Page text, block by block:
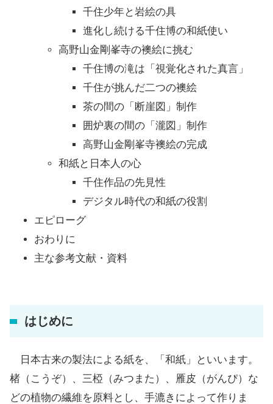
千住少年と岩絵の具
進化し続ける千住博の和紙使い
高野山金剛峯寺の襖絵に挑む
千住博の滝は「視覚化された真言」
千住が挑んだ二つの襖絵
茶の間の「断崖図」制作
囲炉裏の間の「瀧図」制作
高野山金剛峯寺襖絵の完成
和紙と日本人の心
千住作品の先見性
デジタル時代の和紙の役割
エピローグ
おわりに
主な参考文献・資料
はじめに
日本古来の製法による紙を、「和紙」といいます。
楮（こうぞ）、三椏（みつまた）、雁皮（がんぴ）な
どの植物の繊維を原料とし、手漉きによって作りま